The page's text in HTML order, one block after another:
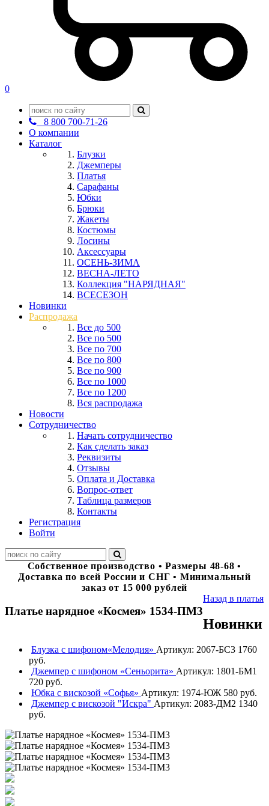
0
8 800 700-71-26
О компании
Каталог
Блузки
Джемперы
Платья
Сарафаны
Юбки
Брюки
Жакеты
Костюмы
Лосины
Аксессуары
ОСЕНЬ-ЗИМА
ВЕСНА-ЛЕТО
Коллекция "НАРЯДНАЯ"
ВСЕСЕЗОН
Новинки
Распродажа
Все до 500
Все по 500
Все по 700
Все по 800
Все по 900
Все по 1000
Все по 1200
Вся распродажа
Новости
Сотрудничество
Начать сотрудничество
Как сделать заказ
Реквизиты
Отзывы
Оплата и Доставка
Вопрос-ответ
Таблица размеров
Контакты
Регистрация
Войти
Собственное производство • Размеры 48-68 •
Доставка по всей России и СНГ • Минимальный
заказ от 15 000 рублей
Платье нарядное «Космея» 1534-ПМ3
Назад в платья
Новинки
Блузка с шифоном«Мелодия» Артикул: 2067-БС3 1760
руб.
Джемпер с шифоном «Сеньорита» Артикул: 1801-БМ1
720 руб.
Юбка с вискозой «Софья» Артикул: 1974-ЮЖ 580 руб.
Джемпер с вискозой "Искра" Артикул: 2083-ДМ2 1340
руб.